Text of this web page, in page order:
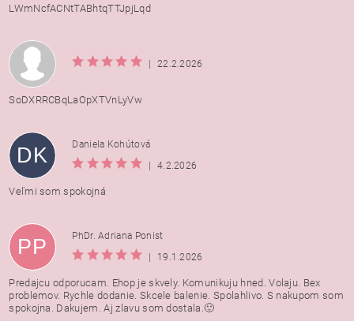
LWmNcfACNtTABhtqTTJpjLqd
| 22.2.2026
SoDXRRCBqLaOpXTVnLyVw
DK
Daniela Kohútová
|
4.2.2026
Veľmi som spokojná
PP
PhDr. Adriana Ponist
|
19.1.2026
Predajcu odporucam. Ehop je skvely. Komunikuju hned. Volaju. Bex
problemov. Rychle dodanie. Skcele balenie. Spolahlivo. S nakupom som
spokojna. Dakujem. Aj zlavu som dostala.🙂